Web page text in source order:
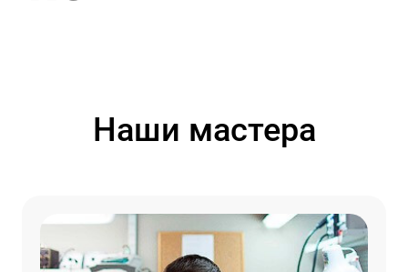
Наши мастера